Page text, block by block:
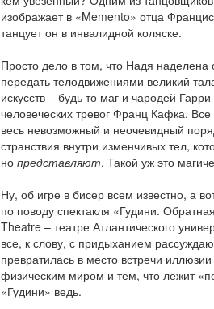
изображает в «Memento» отца
танцует он в инвалидной коляске.
Просто дело в том, что Надя
передать телодвижениями великий
искусств – будь то маг и чародей
человеческих тревог Франц Кафка.
весь невозможный и неочевидный
странствия внутри изменчивых тел,
но представляют. Такой уж это
Ну, об игре в бисер всем известно, а
по поводу спектакля «Гудини.
Theatre – театре Атлантического
все, к слову, с придыханием
превратилась в место встречи
физическим миром и тем, что лежит
«Гудини» ведь.